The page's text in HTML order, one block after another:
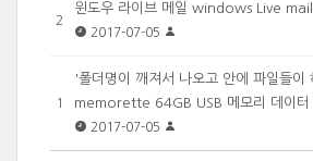
2
윈도우 라이브 메일 windows Live
2017-07-05
1
'폴더명이 깨져서 나오고 안에 파일들이
memorette 64GB USB 메모리 데이터
2017-07-05